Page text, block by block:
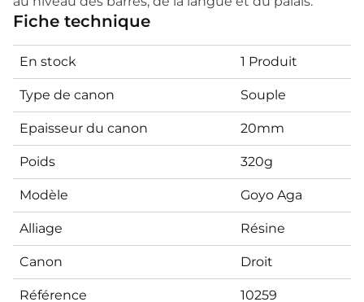
Fiche technique
En stock 1 Produit
Type de canon Souple
Epaisseur du canon 20mm
Poids 320g
Modèle Goyo Aga
Alliage Résine
Canon Droit
Référence 10259